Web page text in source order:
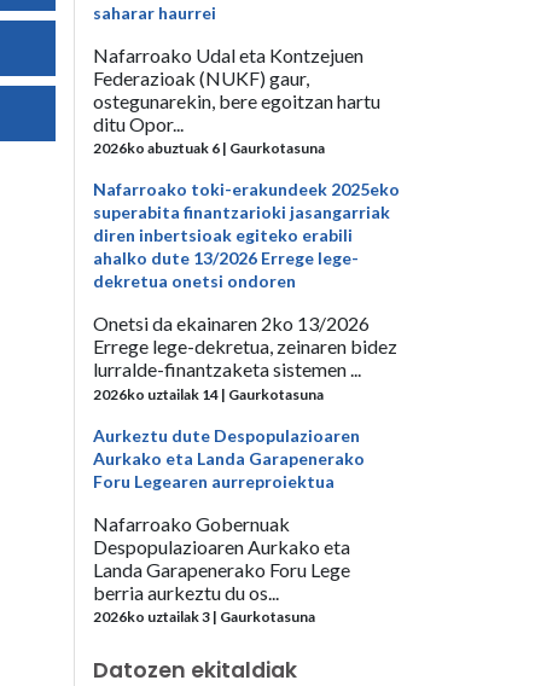
saharar haurrei
Nafarroako Udal eta Kontzejuen
Federazioak (NUKF) gaur,
ostegunarekin, bere egoitzan hartu
ditu Opor...
2026ko abuztuak 6 | Gaurkotasuna
Nafarroako toki-erakundeek 2025eko
superabita finantzarioki jasangarriak
diren inbertsioak egiteko erabili
ahalko dute 13/2026 Errege lege-
dekretua onetsi ondoren
Onetsi da ekainaren 2ko 13/2026
Errege lege-dekretua, zeinaren bidez
lurralde-finantzaketa sistemen ...
2026ko uztailak 14 | Gaurkotasuna
Aurkeztu dute Despopulazioaren
Aurkako eta Landa Garapenerako
Foru Legearen aurreproiektua
Nafarroako Gobernuak
Despopulazioaren Aurkako eta
Landa Garapenerako Foru Lege
berria aurkeztu du os...
2026ko uztailak 3 | Gaurkotasuna
Datozen ekitaldiak